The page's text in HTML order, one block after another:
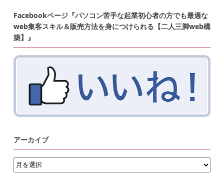
Facebookページ『パソコン苦手な起業初心者の方でも最適な
web集客スキル＆販売方法を身につけられる【二人三脚web構
築】』
アーカイブ
ア
ー
カ